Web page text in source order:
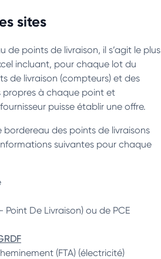
sites
de points de livraison, il s’agit le plus
incluant, pour chaque lot du
de livraison (compteurs) et des
propres à chaque point et
puisse établir une offre.
bordereau des points de livraisons
suivantes pour chaque
Point De Livraison) ou de PCE
(FTA) (électricité)